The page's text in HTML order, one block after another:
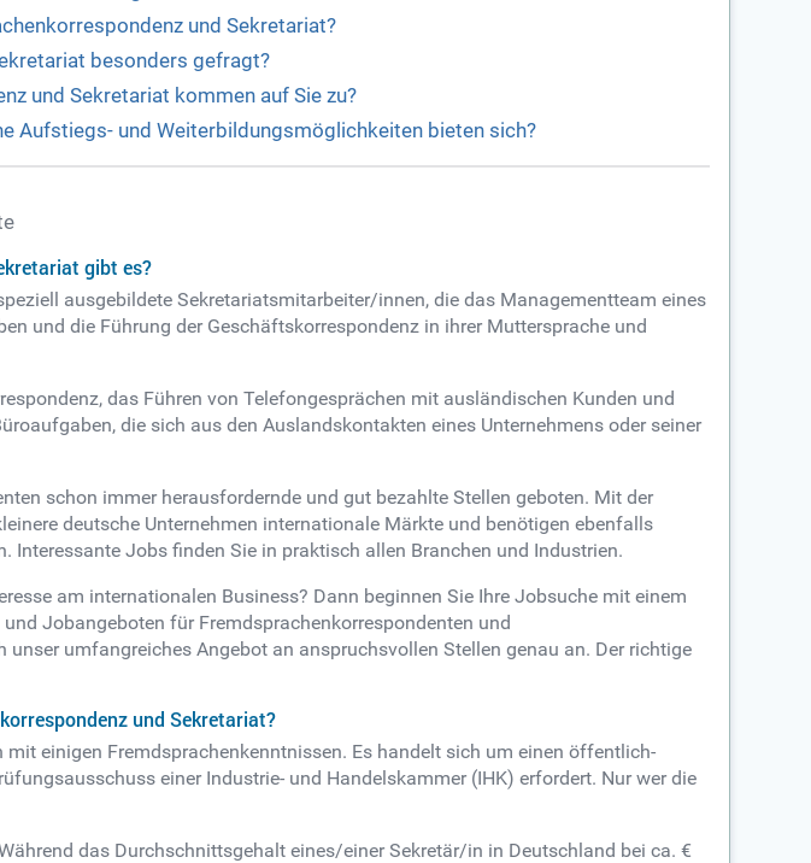
und Sekretariat?
besonders gefragt?
und Sekretariat kommen auf Sie zu?
Aufstiegs- und Weiterbildungsmöglichkeiten bieten sich?
gibt es?
ausgebildete Sekretariatsmitarbeiter/innen, die das Managementteam eines
und die Führung der Geschäftskorrespondenz in ihrer Muttersprache und
das Führen von Telefongesprächen mit ausländischen Kunden und
die sich aus den Auslandskontakten eines Unternehmens oder seiner
schon immer herausfordernde und gut bezahlte Stellen geboten. Mit der
deutsche Unternehmen internationale Märkte und benötigen ebenfalls
Jobs finden Sie in praktisch allen Branchen und Industrien.
am internationalen Business? Dann beginnen Sie Ihre Jobsuche mit einem
Jobangeboten für Fremdsprachenkorrespondenten und
umfangreiches Angebot an anspruchsvollen Stellen genau an. Der richtige
und Sekretariat?
einigen Fremdsprachenkenntnissen. Es handelt sich um einen öffentlich-
einer Industrie- und Handelskammer (IHK) erfordert. Nur wer die
das Durchschnittsgehalt eines/einer Sekretär/in in Deutschland bei ca. €